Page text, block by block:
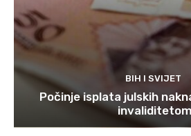
BIH I SVIJET
Počinje isplata julskih
invaliditetom